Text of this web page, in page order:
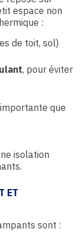
espace non
:
de toit, sol)
, pour éviter
que
isolation
ET
sont :